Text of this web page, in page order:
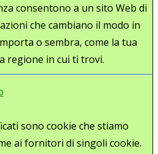
consentono a un sito Web di
che cambiano il modo in
o sembra, come la tua
regione in cui ti trovi.
sono cookie che stiamo
ai fornitori di singoli cookie.